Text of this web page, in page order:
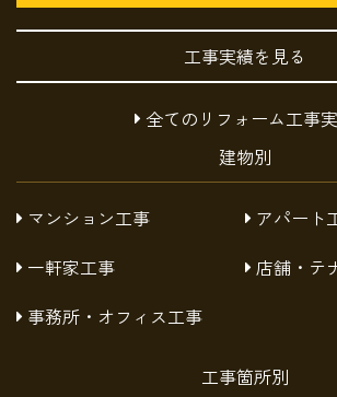
工事実績を見る
全てのリフォーム工事
建物別
マンション工事
アパート
一軒家工事
店舗・テ
事務所・オフィス工事
工事箇所別